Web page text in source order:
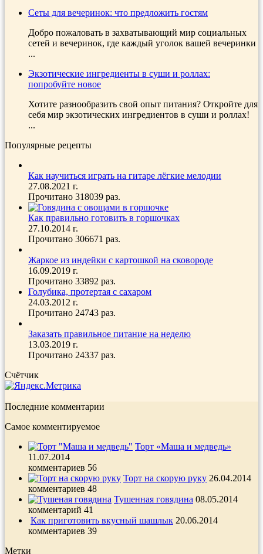
Сеты для вечеринок: что предложить гостям
Добро пожаловать в захватывающий мир социальных
сетей и вечеринок, где каждый уголок вашей вечеринки
...
Экзотические ингредиенты в суши и роллах:
попробуйте новое
Хотите разнообразить свой опыт питания? Откройте для
себя мир экзотических ингредиентов в суши и роллах!
...
Популярные рецепты
Как научиться играть на гитаре лёгкие мелодии
27.08.2021 г.
Прочитано 318039 раз.
Как правильно готовить в горшочках
27.10.2014 г.
Прочитано 306671 раз.
Жаркое из индейки с картошкой на сковороде
16.09.2019 г.
Прочитано 33892 раз.
Голубика, протертая с сахаром
24.03.2012 г.
Прочитано 24743 раз.
Заказать правильное питание на неделю
13.03.2019 г.
Прочитано 24337 раз.
Счётчик
Последние комментарии
Самое комментируемое
Торт «Маша и медведь»
11.07.2014
комментариев 56
Торт на скорую руку 26.04.2014
комментариев 48
Тушенная говядина 08.05.2014
комментарий 41
Как приготовить вкусный шашлык 20.06.2014
комментариев 39
Метки